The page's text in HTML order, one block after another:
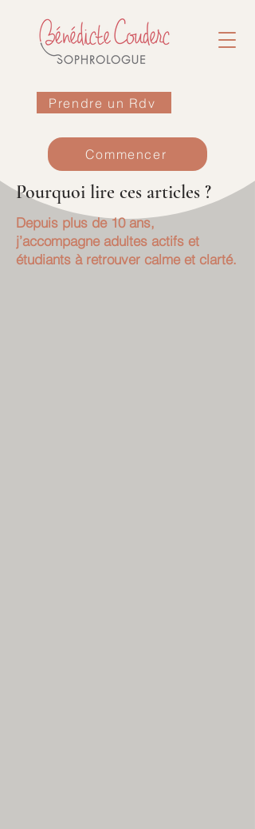
Prendre un Rdv
Commencer
Pourquoi lire ces articles ?
Depuis plus de 10 ans,
j’accompagne adultes actifs et
étudiants à retrouver calme et clarté.